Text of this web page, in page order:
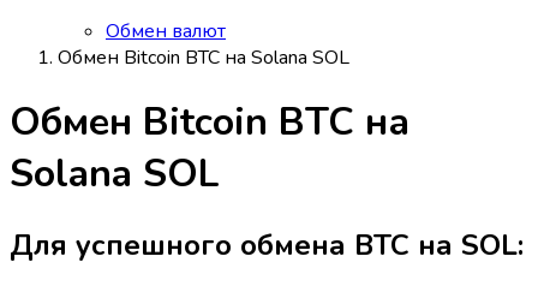
Обмен валют
Обмен Bitcoin BTC на Solana SOL
Обмен Bitcoin BTC на
Solana SOL
Для успешного обмена BTC на SOL: